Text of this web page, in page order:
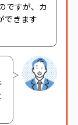
ですが、カ
できます